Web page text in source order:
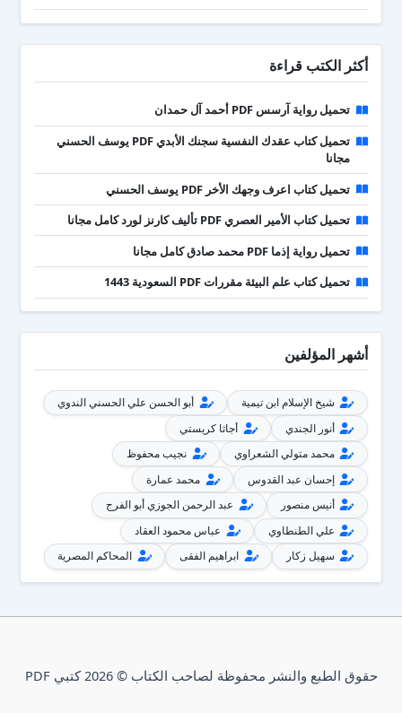
أكثر الكتب قراءة
تحميل رواية آرسس PDF أحمد آل حمدان
تحميل كتاب عقدك النفسية سجنك الأبدي PDF يوسف الحسني
مجانا
تحميل كتاب اعرف وجهك الأخر PDF يوسف الحسني
تحميل كتاب الأمير العصري PDF تأليف كارنز لورد كامل مجانا
تحميل رواية إذما PDF محمد صادق كامل مجانا
تحميل كتاب علم البيئة مقررات PDF السعودية 1443
أشهر المؤلفين
شيخ الإسلام ابن تيمية
أبو الحسن علي الحسني الندوي
أنور الجندي
أجاثا كريستي
محمد متولي الشعراوي
نجيب محفوظ
إحسان عبد القدوس
محمد عمارة
أنيس منصور
عبد الرحمن الجوزي أبو الفرج
علي الطنطاوي
عباس محمود العقاد
سهيل زكار
ابراهيم الفقى المحاكم المصرية
حقوق الطبع والنشر محفوظة لصاحب الكتاب © 2026 كتبي PDF